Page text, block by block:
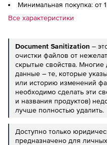
Минимальная покупка: от
Все характеристики
Document Sanitization –
очистки файлов от
скрытые свойства.
данные – те, которые
или историю изменений
необходимо сделать эти
и названия продуктов)
лучше полностью удалить.
Доступно только
предназначено для